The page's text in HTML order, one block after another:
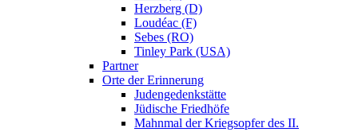
Herzberg (D)
Loudéac (F)
Sebes (RO)
Tinley Park (USA)
Partner
Orte der Erinnerung
Judengedenkstätte
Jüdische Friedhöfe
Mahnmal der Kriegsopfer des II.